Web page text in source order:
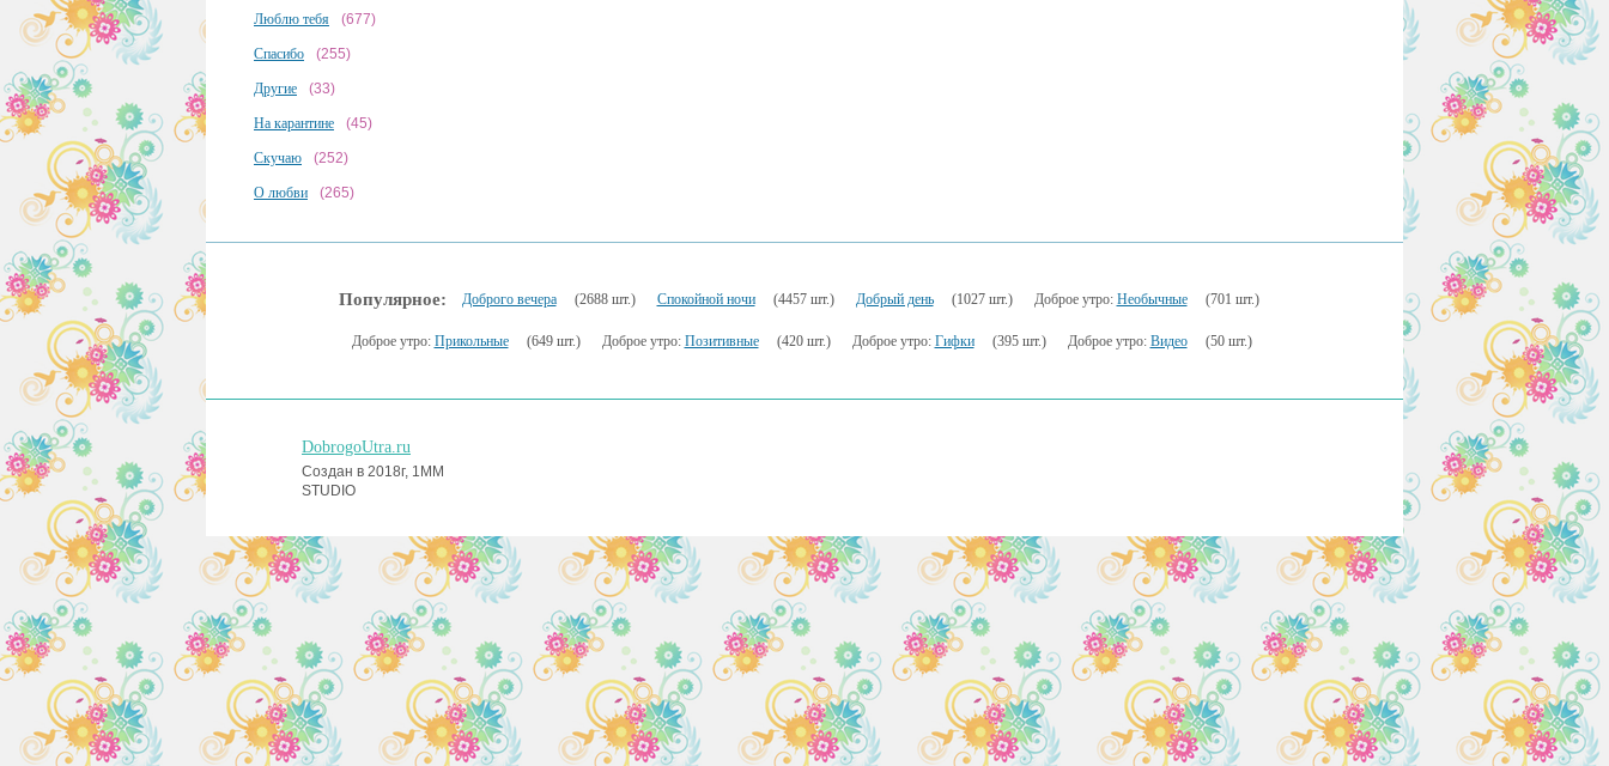
Люблю тебя (677)
Спасибо (255)
Другие (33)
На карантине (45)
Скучаю (252)
О любви (265)
Популярное: Доброго вечера (2688 шт.) Спокойной ночи (4457 шт.) Добрый день (1027 шт.) Доброе утро: Необычные (701 шт.)
Доброе утро: Прикольные (649 шт.) Доброе утро: Позитивные (420 шт.) Доброе утро: Гифки (395 шт.) Доброе утро: Видео (50 шт.)
DobrogoUtra.ru
Создан в 2018г, 1MM
STUDIO